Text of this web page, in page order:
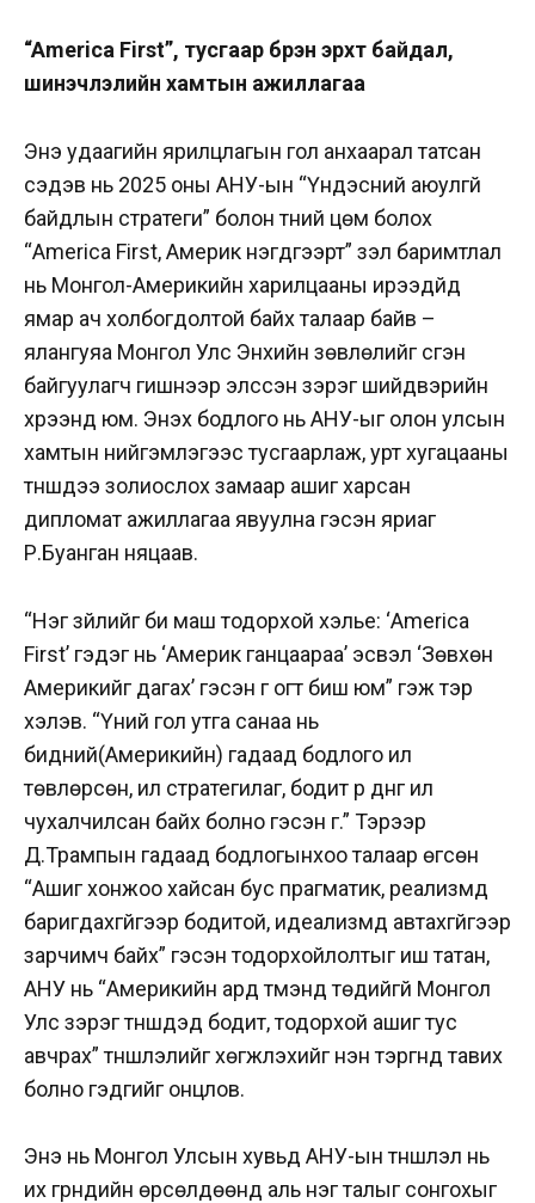
“America First”, тусгаар бүрэн эрхт байдал,
шинэчлэлийн хамтын ажиллагаа
Энэ удаагийн ярилцлагын гол анхаарал татсан
сэдэв нь 2025 оны АНУ-ын “Үндэсний аюулгүй
байдлын стратеги” болон түүний цөм болох
“America First, Америк нэгдүгээрт” үзэл баримтлал
нь Монгол-Америкийн харилцааны ирээдүйд
ямар ач холбогдолтой байх талаар байв –
ялангуяа Монгол Улс Энхийн зөвлөлийг үүсгэн
байгуулагч гишүүнээр элссэн зэрэг шийдвэрийн
хүрээнд юм. Энэхүү бодлого нь АНУ-ыг олон улсын
хамтын нийгэмлэгээс тусгаарлаж, урт хугацааны
түншүүдээ золиослох замаар ашиг харсан
дипломат ажиллагаа явуулна гэсэн яриаг
Р.Буанган няцаав.
“Нэг зүйлийг би маш тодорхой хэлье: ‘America
First’ гэдэг нь ‘Америк ганцаараа’ эсвэл ‘Зөвхөн
Америкийг дагах’ гэсэн үг огт биш юм” гэж тэр
хэлэв. “Үүний гол утга санаа нь
бидний(Америкийн) гадаад бодлого илүү
төвлөрсөн, илүү стратегилаг, бодит үр дүнг илүү
чухалчилсан байх болно гэсэн үг.” Тэрээр
Д.Трампын гадаад бодлогынхоо талаар өгсөн
“Ашиг хонжоо хайсан бус прагматик, реализмд
баригдахгүйгээр бодитой, идеализмд автахгүйгээр
зарчимч байх” гэсэн тодорхойлолтыг иш татан,
АНУ нь “Америкийн ард түмэнд төдийгүй Монгол
Улс зэрэг түншүүдэд бодит, тодорхой ашиг тус
авчрах” түншлэлийг хөгжүүлэхийг нэн тэргүүнд тавих
болно гэдгийг онцлов.
Энэ нь Монгол Улсын хувьд АНУ-ын түншлэл нь
их гүрнүүдийн өрсөлдөөнд аль нэг талыг сонгохыг